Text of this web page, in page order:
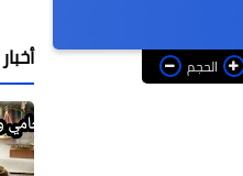
الحجم